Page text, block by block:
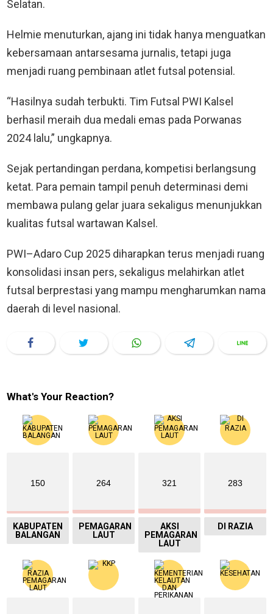
Selatan.
Helmie menuturkan, ajang ini tidak hanya menguatkan
kebersamaan antarsesama jurnalis, tetapi juga
menjadi ruang pembinaan atlet futsal potensial.
“Hasilnya sudah terbukti. Tim Futsal PWI Kalsel
berhasil meraih dua medali emas pada Porwanas
2024 lalu,” ungkapnya.
Sejak pertandingan perdana, kompetisi berlangsung
ketat. Para pemain tampil penuh determinasi demi
membawa pulang gelar juara sekaligus menunjukkan
kualitas futsal wartawan Kalsel.
PWI–Adaro Cup 2025 diharapkan terus menjadi ruang
konsolidasi insan pers, sekaligus melahirkan atlet
futsal berprestasi yang mampu mengharumkan nama
daerah di level nasional.
What's Your Reaction?
150
KABUPATEN
BALANGAN
264
PEMAGARAN
LAUT
321
AKSI
PEMAGARAN
LAUT
283
DI RAZIA